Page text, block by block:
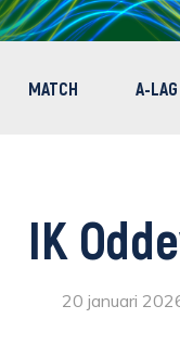
MATCH A-LAG
IK
20 januari